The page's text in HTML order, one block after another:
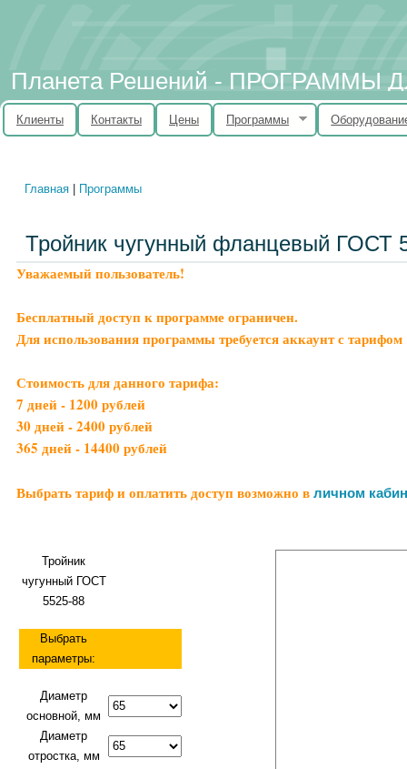
Планета Решений - ПРОГРАММЫ
Клиенты Контакты Цены Программы
Вы здесь
Главная | Программы
Тройник чугунный фланцевый ГОСТ
Уважаемый пользователь!
Бесплатный доступ к программе ограничен.
Для использования программы требуется аккаунт с
Стоимость для данного тарифа:
7 дней - 1200 рублей
30 дней - 2400 рублей
365 дней - 14400 рублей
Выбрать тариф и оплатить доступ возможно в личном
Тройник
чугунный ГОСТ
5525-88
Выбрать
параметры:
Диаметр
основной, мм
Диаметр
отростка, мм